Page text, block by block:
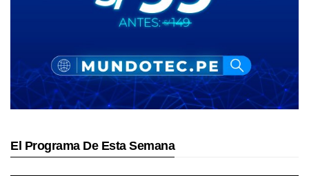
El Programa De Esta Semana